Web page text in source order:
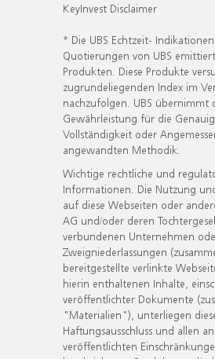
KeyInvest Disclaimer
* Die UBS Echtzeit-
Quotierungen von UBS
Produkten. Diese Produkte
zugrundeliegenden Index im
nachzufolgen. UBS übernimmt
Gewährleistung für die
Vollständigkeit oder
angewandten Methodik.
Wichtige rechtliche und
Informationen. Die Nutzung
auf diese Webseiten oder
AG und/oder deren
verbundenen Unternehmen
Zweigniederlassungen
bereitgestellte verlinkte
hierin enthaltenen Inhalte,
veröffentlichter Dokumente
"Materialien"), unterliegen
Haftungsausschluss und allen
veröffentlichten